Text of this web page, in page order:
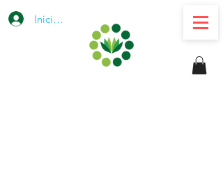
Iniciar sesión